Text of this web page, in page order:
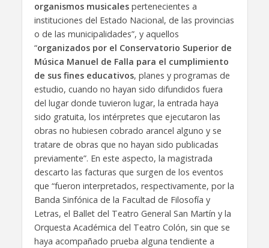
organismos musicalespertenecientes a
instituciones del Estado Nacional, de las provincias
o de las municipalidades”, y aquellos
“organizados por el Conservatorio Superior de
Música Manuel de Falla para el cumplimiento
de sus fines educativos, planes y programas de
estudio, cuando no hayan sido difundidos fuera
del lugar donde tuvieron lugar, la entrada haya
sido gratuita, los intérpretes que ejecutaron las
obras no hubiesen cobrado arancel alguno y se
tratare de obras que no hayan sido publicadas
previamente”. En este aspecto, la magistrada
descarto las facturas que surgen de los eventos
que “fueron interpretados, respectivamente, por la
Banda Sinfónica de la Facultad de Filosofía y
Letras, el Ballet del Teatro General San Martín y la
Orquesta Académica del Teatro Colón, sin que se
haya acompañado prueba alguna tendiente a